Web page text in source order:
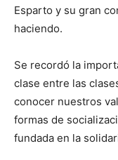
Esparto y su gran
haciendo.
Se recordó la
clase entre las
conocer nuestros
formas de
fundada en la